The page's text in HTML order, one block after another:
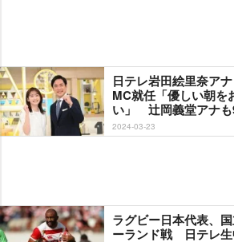
日テレ岩田絵里奈ア
MC就任「優しい朝を
い」 辻岡義堂アナも
2024-03-23
ラグビー日本代表、
ーランド戦 日テレ